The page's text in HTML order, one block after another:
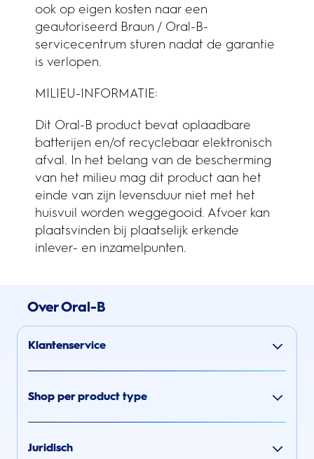
ook op eigen kosten naar een
geautoriseerd Braun / Oral-B-
servicecentrum sturen nadat de garantie
is verlopen.
MILIEU-INFORMATIE:
Dit Oral-B product bevat oplaadbare
batterijen en/of recyclebaar elektronisch
afval. In het belang van de bescherming
van het milieu mag dit product aan het
einde van zijn levensduur niet met het
huisvuil worden weggegooid. Afvoer kan
plaatsvinden bij plaatselijk erkende
inlever- en inzamelpunten.
Over Oral-B
Klantenservice
Shop per product type
Juridisch